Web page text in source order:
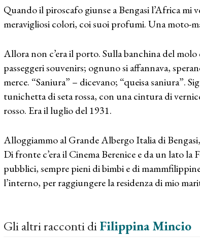
Quando il piroscafo giunse a Bengasi l’Africa
meravigliosi colori, coi suoi profumi. Una moto-
Allora non c’era il porto. Sulla banchina del
passeggeri souvenirs; ognuno si affannava,
merce. “Saniura” – dicevano; “queisa saniura”.
tunichetta di seta rossa, con una cintura di
rosso. Era il luglio del 1931.
Alloggiammo al Grande Albergo Italia di
Di fronte c’era il Cinema Berenice e da un lato la
pubblici, sempre pieni di bimbi e di
l’interno, per raggiungere la residenza di mio
Gli altri racconti diFilippina Mincio